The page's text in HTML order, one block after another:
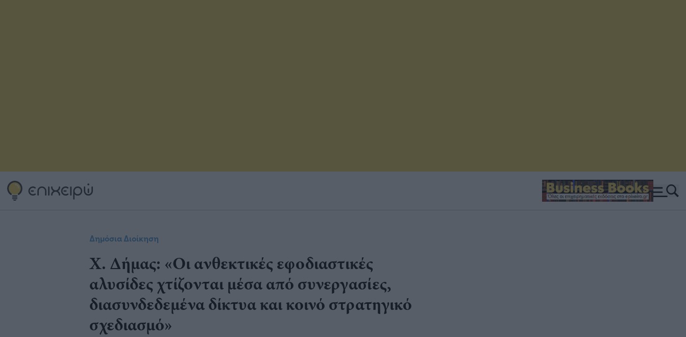
Δημόσια Διοίκηση
Χ. Δήμας: «Oι ανθεκτικές εφοδιαστικές
αλυσίδες χτίζονται μέσα από συνεργασίες,
διασυνδεδεμένα δίκτυα και κοινό στρατηγικό
σχεδιασμό»